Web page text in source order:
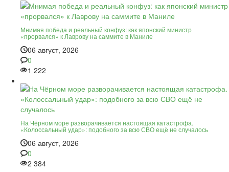
Мнимая победа и реальный конфуз: как японский министр
«прорвался» к Лаврову на саммите в Маниле
06 август, 2026
0
1 222
На Чёрном море разворачивается настоящая катастрофа.
«Колоссальный удар»: подобного за всю СВО ещё не случалось
06 август, 2026
0
2 384